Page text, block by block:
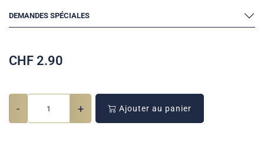
DEMANDES SPÉCIALES
CHF 2.90
- + Ajouter au panier